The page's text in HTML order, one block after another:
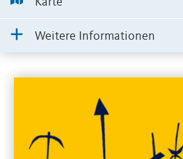
Weitere Informationen